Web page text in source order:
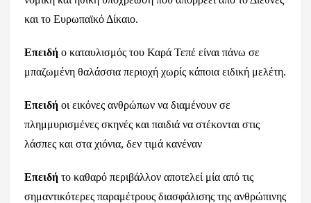
και το Ευρωπαϊκό Δίκαιο.
Επειδή ο καταυλισμός του Καρά Τεπέ είναι πάνω σε
μπαζωμένη θαλάσσια περιοχή χωρίς κάποια ειδική μελέτη.
Επειδή οι εικόνες ανθρώπων να διαμένουν σε
πλημμυρισμένες σκηνές και παιδιά να στέκονται στις
λάσπες και στα χιόνια, δεν τιμά κανέναν
Επειδή το καθαρό περιβάλλον αποτελεί μία από τις
σημαντικότερες παραμέτρους διασφάλισης της ανθρώπινης